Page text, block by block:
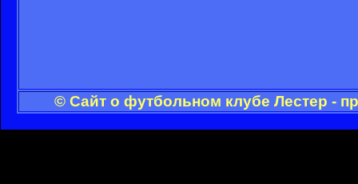
© Сайт о футбольном клубе Лестер -